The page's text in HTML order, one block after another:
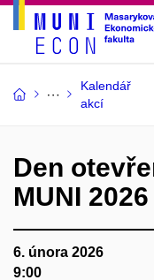
Kalendář
akcí
Den
MUNI 2026
6. února 2026
9:00